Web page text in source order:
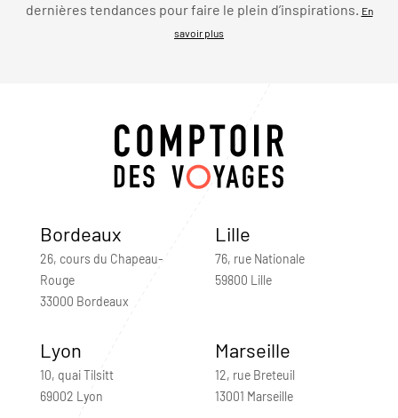
dernières tendances pour faire le plein d’inspirations. En
savoir plus
Bordeaux
26, cours du Chapeau-
Rouge
33000 Bordeaux
Lille
76, rue Nationale
59800 Lille
Lyon
10, quai Tilsitt
69002 Lyon
Marseille
12, rue Breteuil
13001 Marseille